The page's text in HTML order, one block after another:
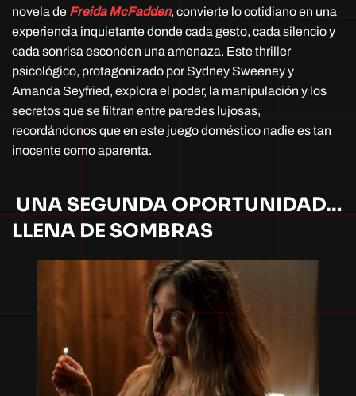
novela de Freida McFadden, convierte lo cotidiano en una
experiencia inquietante donde cada gesto, cada silencio y
cada sonrisa esconden una amenaza. Este thriller
psicológico, protagonizado por Sydney Sweeney y
Amanda Seyfried, explora el poder, la manipulación y los
secretos que se filtran entre paredes lujosas,
recordándonos que en este juego doméstico nadie es tan
inocente como aparenta.
UNA SEGUNDA OPORTUNIDAD…
LLENA DE SOMBRAS